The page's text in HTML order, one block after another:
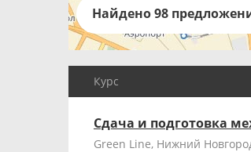
Найдено 98
Курс
Сдача и подготовка
Green Line, Нижний